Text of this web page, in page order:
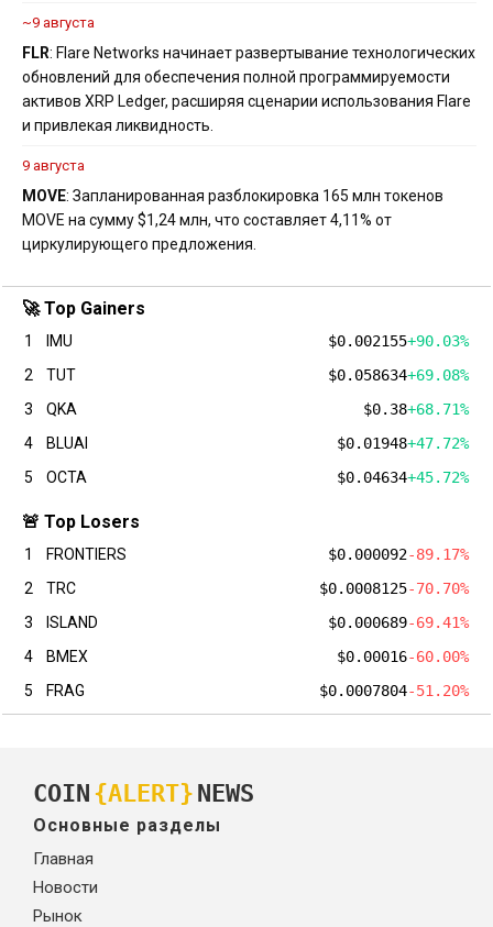
~9 августа
FLR: Flare Networks начинает развертывание технологических
обновлений для обеспечения полной программируемости
активов XRP Ledger, расширяя сценарии использования Flare
и привлекая ликвидность.
9 августа
MOVE: Запланированная разблокировка 165 млн токенов
MOVE на сумму $1,24 млн, что составляет 4,11% от
циркулирующего предложения.
🚀 Top Gainers
1 IMU $0.002155+90.03%
2
TUT $0.058634+69.08%
3
QKA $0.38+68.71%
4
BLUAI $0.01948+47.72%
5
OCTA $0.04634+45.72%
🚨 Top Losers
1 FRONTIERS $0.000092-89.17%
2
TRC $0.0008125-70.70%
3
ISLAND $0.000689-69.41%
4
BMEX $0.00016-60.00%
5
FRAG $0.0007804-51.20%
COIN {ALERT} NEWS
Основные разделы
Главная
Новости
Рынок